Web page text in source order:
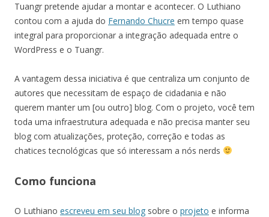
Tuangr pretende ajudar a montar e acontecer. O Luthiano
contou com a ajuda do Fernando Chucre em tempo quase
integral para proporcionar a integração adequada entre o
WordPress e o Tuangr.
A vantagem dessa iniciativa é que centraliza um conjunto de
autores que necessitam de espaço de cidadania e não
querem manter um [ou outro] blog. Com o projeto, você tem
toda uma infraestrutura adequada e não precisa manter seu
blog com atualizações, proteção, correção e todas as
chatices tecnológicas que só interessam a nós nerds
Como funciona
O Luthiano escreveu em seu blog sobre o projeto e informa